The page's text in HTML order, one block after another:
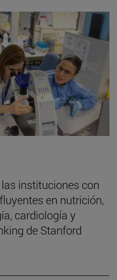
instituciones con
en nutrición,
cardiología y
de Stanford